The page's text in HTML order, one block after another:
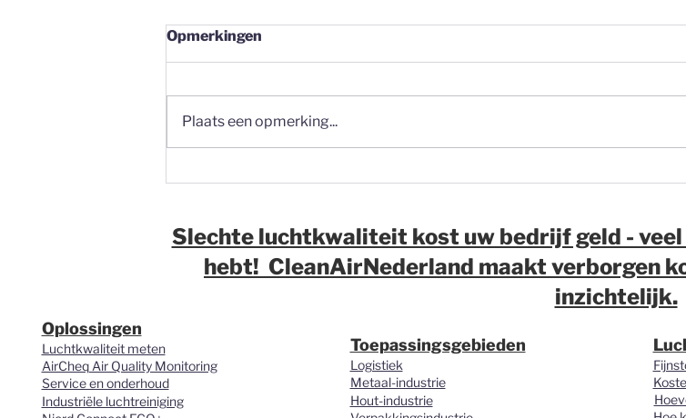
magazijnen en
distributiecentra hebben
vernieuwd.
Opmerkingen
Plaats een opmerking...
Slechte luchtkwaliteit kost uw bedrijf geld -
hebt! CleanAirNederland maakt verborgen
inzichtelijk.
Oplossingen
Luchtkwaliteit meten
AirCheq Air Quality Monitoring
Service en onderhoud
Industriële luchtreiniging
Toepassingsgebieden
Logistiek
Metaal-industrie
Hout-industrie